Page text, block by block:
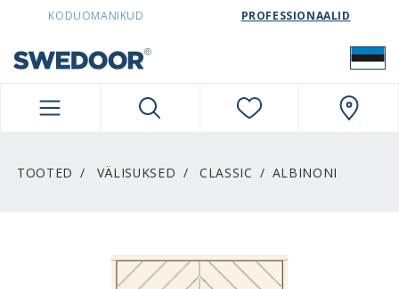
SWEDOORESTONIA NAVIGATION
KODUOMANIKUD PROFESSIONAALID
TOOTED VÄLISUKSED CLASSIC ALBINONI